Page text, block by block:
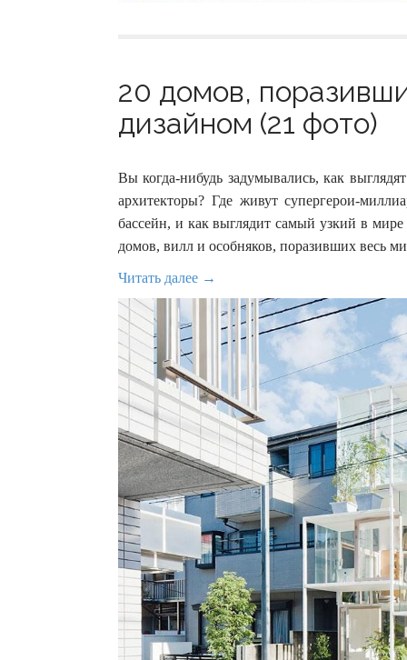
20 домов,
дизайном (21 фото)
Вы когда-нибудь задумывались, как
архитекторы? Где живут супергерои-
бассейн, и как выглядит самый узкий в
домов, вилл и особняков, поразивших весь
Читать далее →